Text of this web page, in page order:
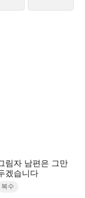
림자 남편은 그만
겠습니다
복수